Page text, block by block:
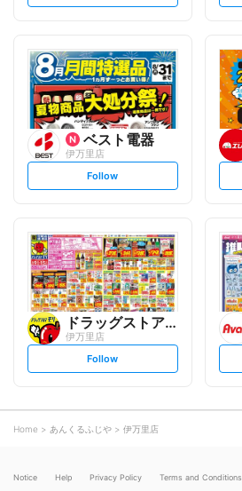
t
l
o
w
ベスト電器
伊万里店
s
t
l
o
w
Follow
ドラッグストアモリ
伊万里店
s
t
o
w
Follow
Home あんくるふじや 伊万里店
Notice Help Privacy Policy Terms and Conditions